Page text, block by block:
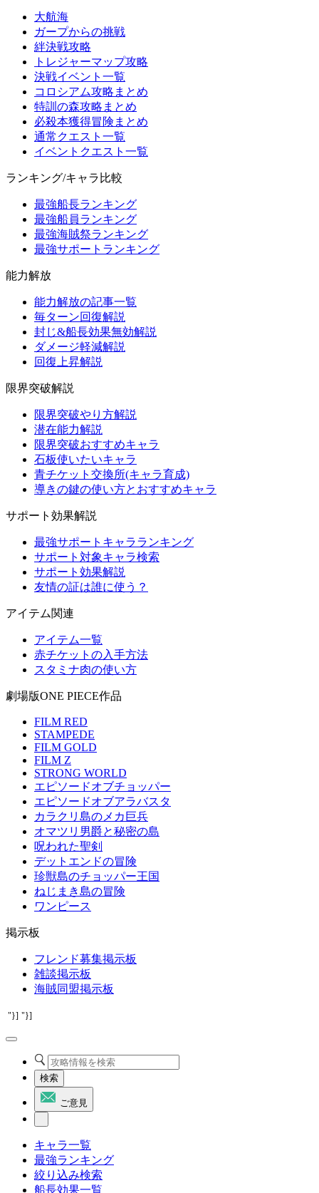
大航海
ガープからの挑戦
絆決戦攻略
トレジャーマップ攻略
決戦イベント一覧
コロシアム攻略まとめ
特訓の森攻略まとめ
必殺本獲得冒険まとめ
通常クエスト一覧
イベントクエスト一覧
ランキング/キャラ比較
最強船長ランキング
最強船員ランキング
最強海賊祭ランキング
最強サポートランキング
能力解放
能力解放の記事一覧
毎ターン回復解説
封じ&船長効果無効解説
ダメージ軽減解説
回復上昇解説
限界突破解説
限界突破やり方解説
潜在能力解説
限界突破おすすめキャラ
石板使いたいキャラ
青チケット交換所(キャラ育成)
導きの鍵の使い方とおすすめキャラ
サポート効果解説
最強サポートキャラランキング
サポート対象キャラ検索
サポート効果解説
友情の証は誰に使う？
アイテム関連
アイテム一覧
赤チケットの入手方法
スタミナ肉の使い方
劇場版ONE PIECE作品
FILM RED
STAMPEDE
FILM GOLD
FILM Z
STRONG WORLD
エピソードオブチョッパー
エピソードオブアラバスタ
カラクリ島のメカ巨兵
オマツリ男爵と秘密の島
呪われた聖剣
デットエンドの冒険
珍獣島のチョッパー王国
ねじまき島の冒険
ワンピース
掲示板
フレンド募集掲示板
雑談掲示板
海賊同盟掲示板
"}] "}]
検索
ご意見
キャラ一覧
最強ランキング
絞り込み検索
船長効果一覧